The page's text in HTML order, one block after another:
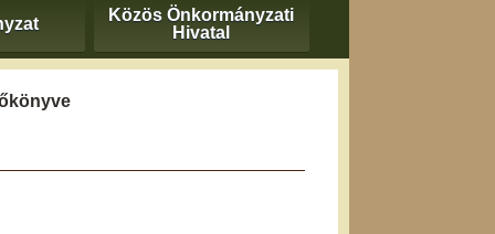
Közös Önkormányzati
Hivatal